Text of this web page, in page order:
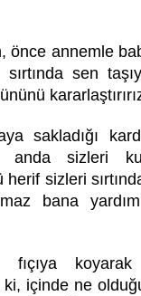
önce annemle
sırtında sen
sakladığı
anda sizleri
herif sizleri
bana
fıçıya
içinde ne